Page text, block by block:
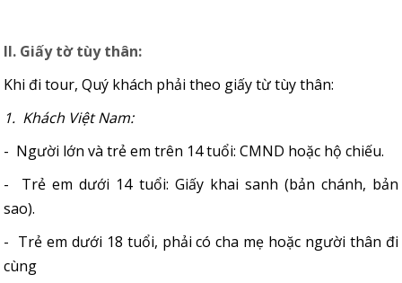
II. Giấy tờ tùy thân:
Khi đi tour, Quý khách phải theo giấy từ tùy thân:
1. Khách Việt Nam:
- Người lớn và trẻ em trên 14 tuổi: CMND hoặc hộ chiếu.
- Trẻ em dưới 14 tuổi: Giấy khai sanh (bản chánh, bản
sao).
- Trẻ em dưới 18 tuổi, phải có cha mẹ hoặc người thân đi
cùng